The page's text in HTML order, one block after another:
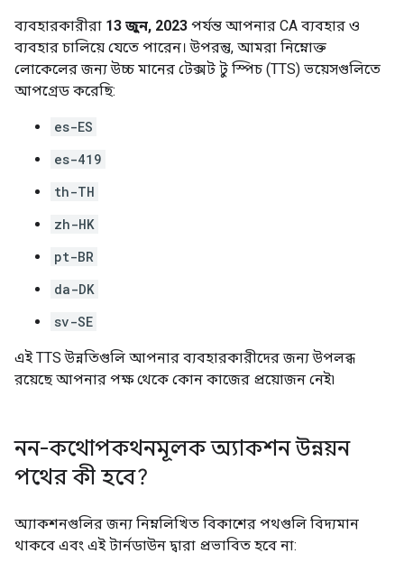
ব্যবহারকারীরা 13 জুন, 2023 পর্যন্ত আপনার CA ব্যবহার ও
ব্যবহার চালিয়ে যেতে পারেন। উপরন্তু, আমরা নিম্নোক্ত
লোকেলের জন্য উচ্চ মানের টেক্সট টু স্পিচ (TTS) ভয়েসগুলিতে
আপগ্রেড করেছি:
es-ES
es-419
th-TH
zh-HK
pt-BR
da-DK
sv-SE
এই TTS উন্নতিগুলি আপনার ব্যবহারকারীদের জন্য উপলব্ধ
রয়েছে আপনার পক্ষ থেকে কোন কাজের প্রয়োজন নেই৷
নন-কথোপকথনমূলক অ্যাকশন উন্নয়ন
পথের কী হবে?
অ্যাকশনগুলির জন্য নিম্নলিখিত বিকাশের পথগুলি বিদ্যমান
থাকবে এবং এই টার্নডাউন দ্বারা প্রভাবিত হবে না: